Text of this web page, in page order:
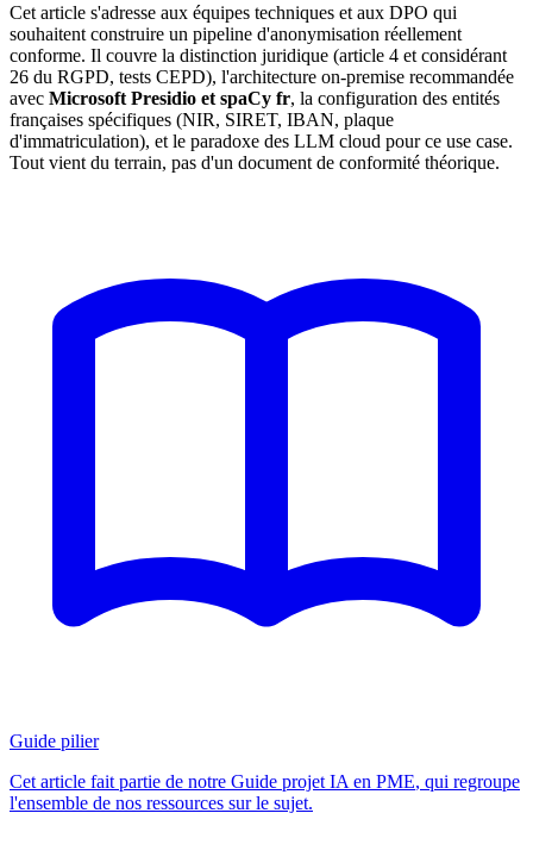
Cet article s'adresse aux équipes techniques et aux DPO qui
souhaitent construire un pipeline d'anonymisation réellement
conforme. Il couvre la distinction juridique (article 4 et considérant
26 du RGPD, tests CEPD), l'architecture on-premise recommandée
avec Microsoft Presidio et spaCy fr, la configuration des entités
françaises spécifiques (NIR, SIRET, IBAN, plaque
d'immatriculation), et le paradoxe des LLM cloud pour ce use case.
Tout vient du terrain, pas d'un document de conformité théorique.
Guide pilier
Cet article fait partie de notre Guide projet IA en PME, qui regroupe
l'ensemble de nos ressources sur le sujet.